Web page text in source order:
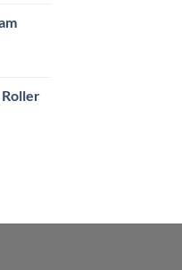
Roller